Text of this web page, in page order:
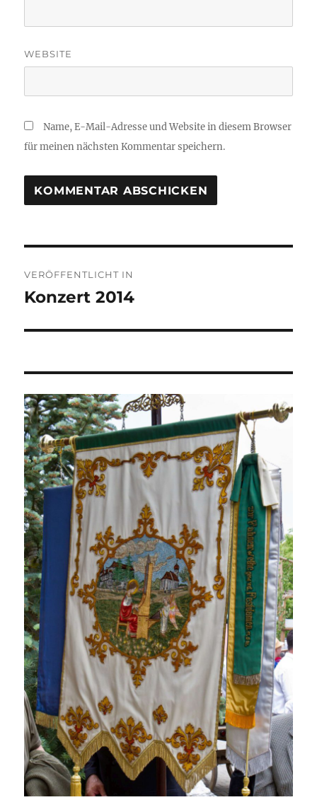
WEBSITE
Name, E-Mail-Adresse und Website in diesem Browser
für meinen nächsten Kommentar speichern.
VERÖFFENTLICHT IN
Konzert 2014